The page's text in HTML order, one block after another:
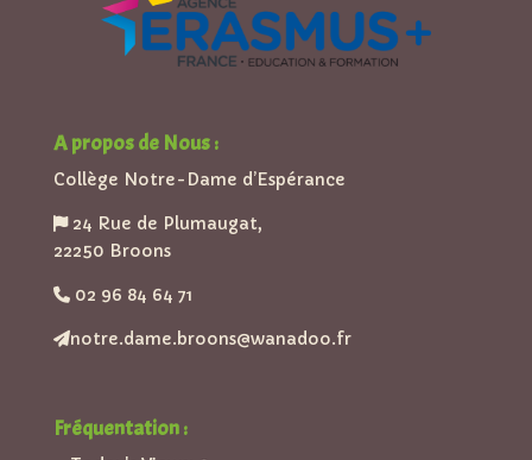
A propos de Nous :
Collège Notre-Dame d’Espérance
24 Rue de Plumaugat,
22250 Broons
02 96 84 64 71
notre.dame.broons@wanadoo.fr
Fréquentation :